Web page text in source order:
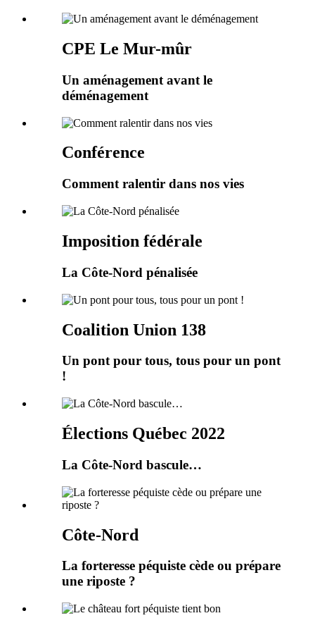
CPE Le Mur-mûr
Un aménagement avant le
déménagement
Conférence
Comment ralentir dans nos vies
Imposition fédérale
La Côte-Nord pénalisée
Coalition Union 138
Un pont pour tous, tous pour un pont
!
Élections Québec 2022
La Côte-Nord bascule…
Côte-Nord
La forteresse péquiste cède ou prépare
une riposte ?